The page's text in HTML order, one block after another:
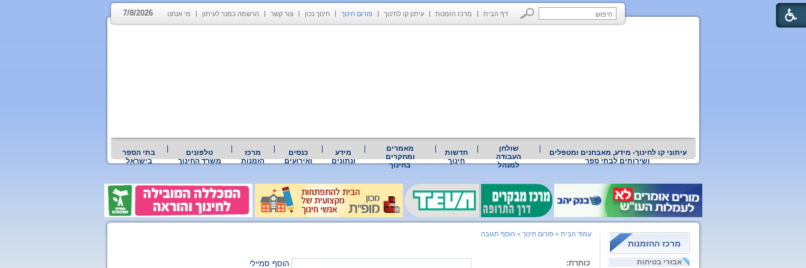
דף הבית מרכז הזמנות עיתון קו לחינוך פורום חינוך חינוך נכון צור קשר הרשמה כמנוי לעיתון מי אנחנו 7/8/2026
עיתוני קו לחינוך- מידע, מאבחנים ומטפלים
ושירותים לבתי ספר
שולחן
העבודה
למנהל
חדשות
חינוך
מאמרים
ומחקרים
בחינוך
מידע
ונתונים
כנסים
ואירועים
מרכז
הזמנות
טלפונים
משרד החינוך
בתי הספר
בישראל
מרכז ההזמנות
אבזרי בטיחות
עמוד הבית > פורום חינוך > הוסף תגובה
כותרת: הוסף סמיילי